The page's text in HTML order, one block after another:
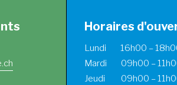
Horaires
Lundi 16h00 –
Mardi 09h00 –
Jeudi 09h00 –